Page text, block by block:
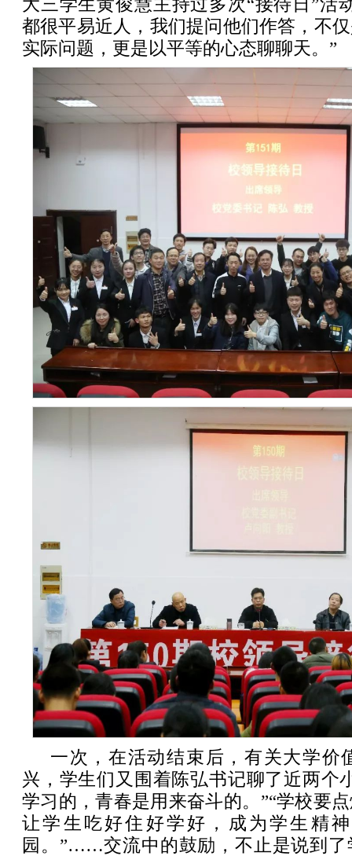
都很平易近人，我们提问他们作答，不
实际问题，更是以平等的心态聊聊天。”
一次，在活动结束后，有关大学价
兴，学生们又围着陈弘书记聊了近两
学习的，青春是用来奋斗的。”“学校要
让学生吃好住好学好，成为学生精
园。”……交流中的鼓励，不止是说到了